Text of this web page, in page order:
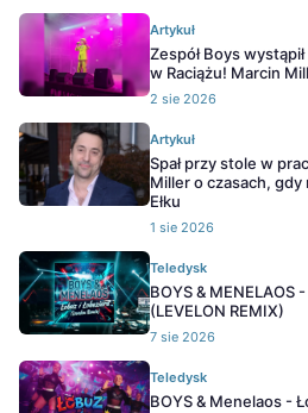
Artykuł
Zespół Boys
w Raciążu! Marcin
2 sie 2026
Artykuł
Spał przy stole w
Miller o czasach,
Ełku
1 sie 2026
Teledysk
BOYS & MENELAOS
(LEVELON REMIX)
7 sie 2026
Teledysk
BOYS & Menelaos -